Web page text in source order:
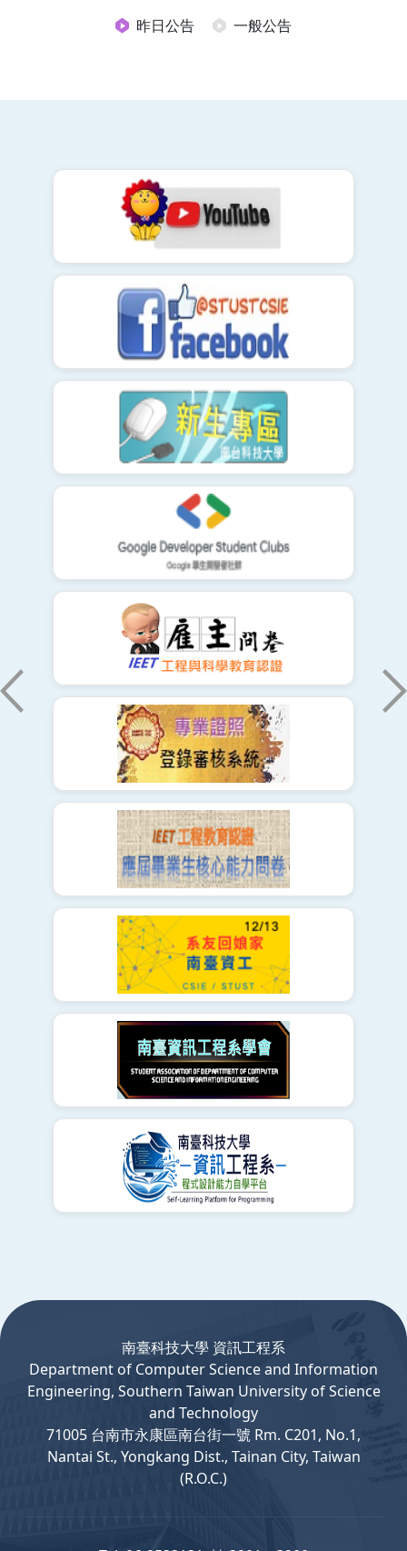
昨日公告
一般公告
南臺科技大學 資訊工程系
Departmentof ComputerScience and Information
Engineering, Southern Taiwan University of Science
and Technology
71005 台南市永康區南台街一號 Rm. C201, No.1,
Nantai St., Yongkang Dist., Tainan City, Taiwan
(R.O.C.)